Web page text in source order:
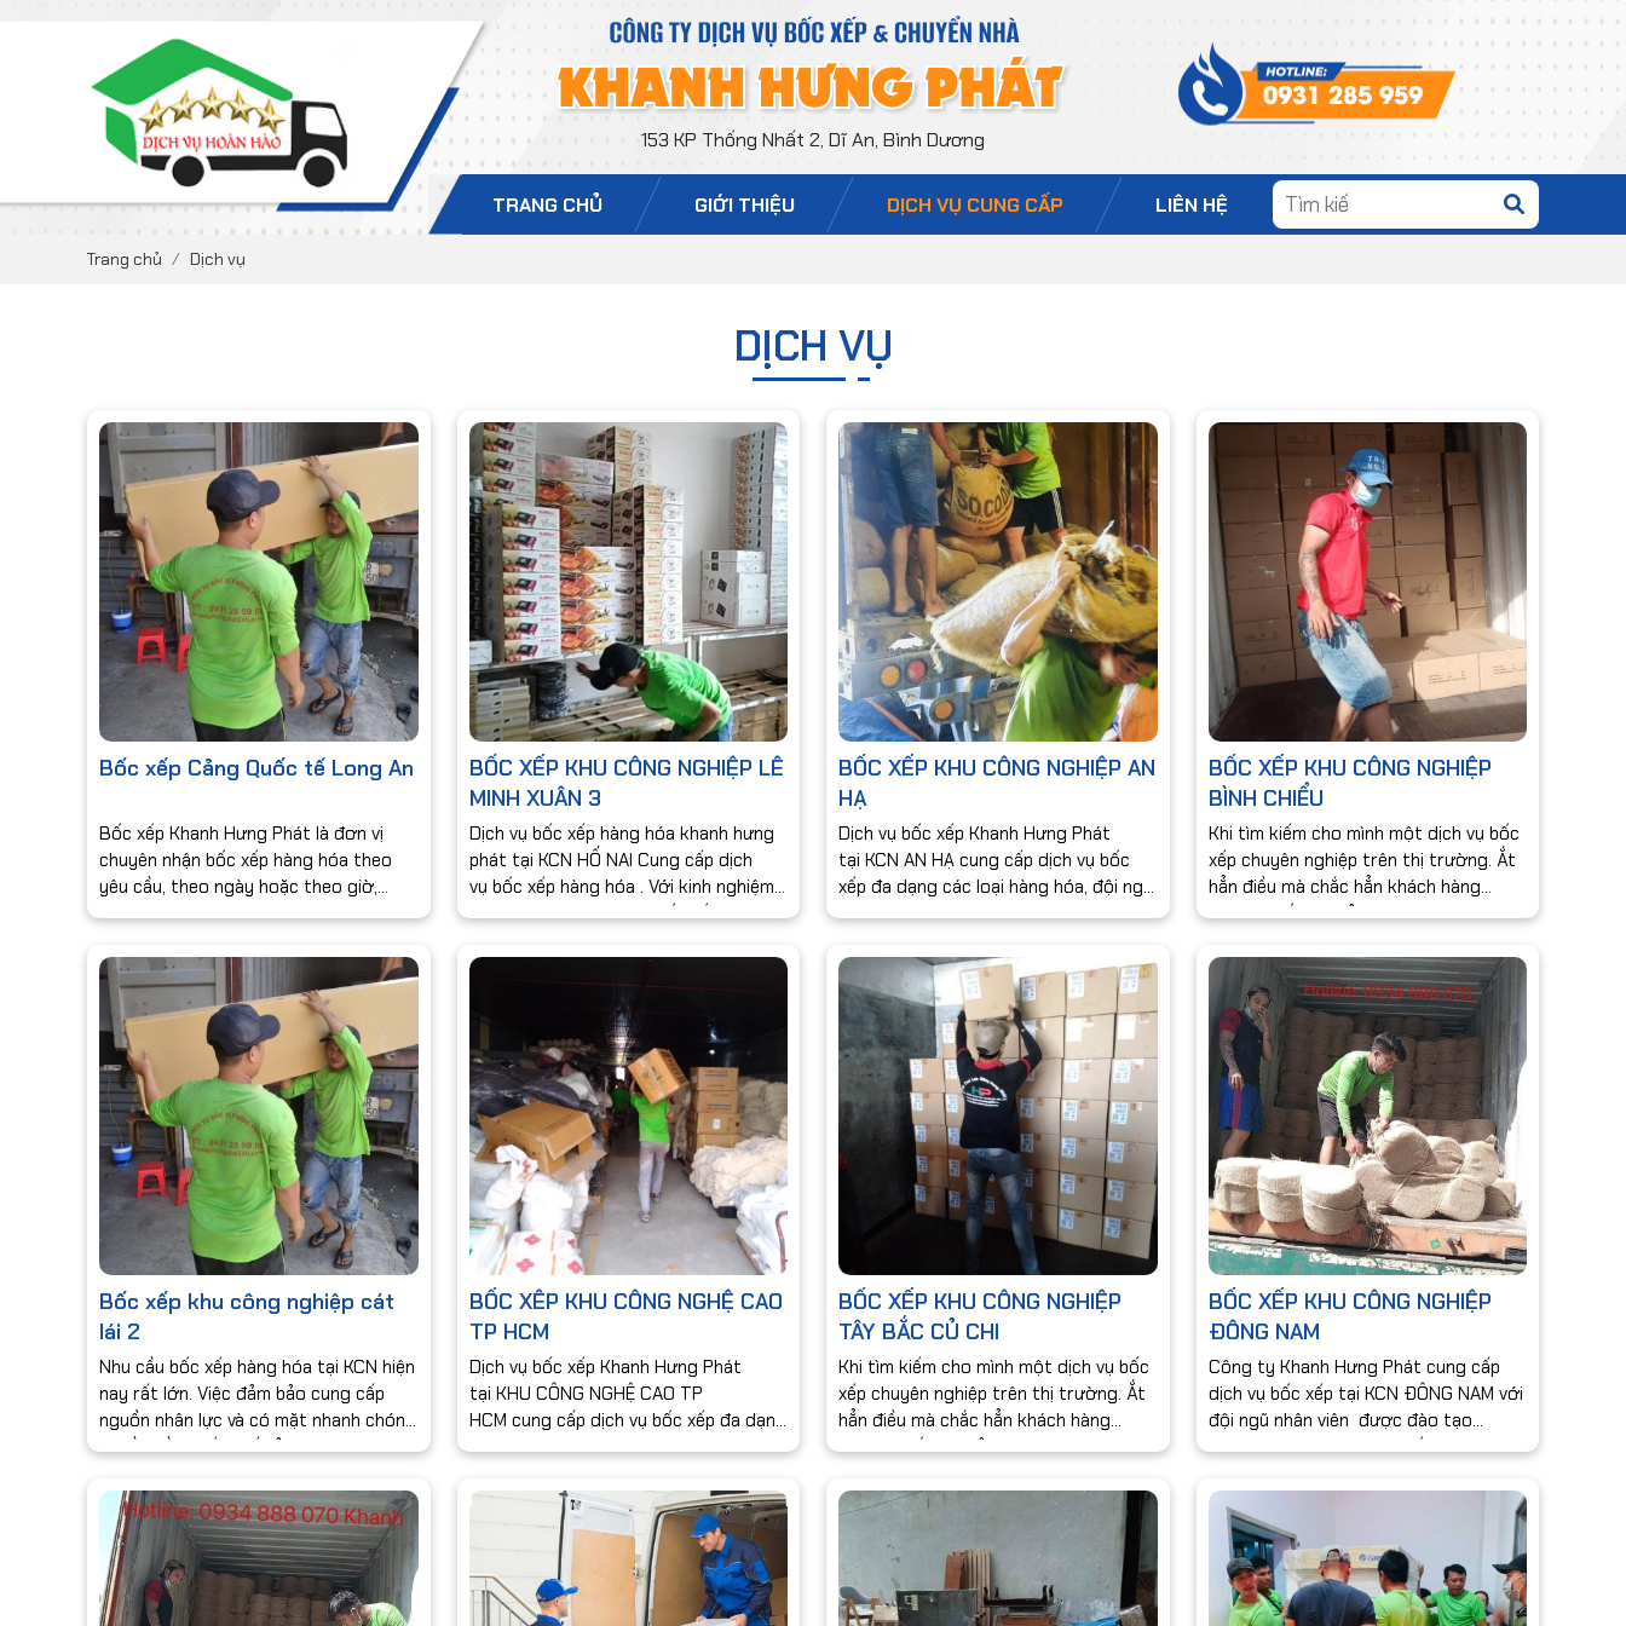
153 KP Thống Nhất 2, Dĩ An, Bình Dương
0931 285 959
TRANG CHỦ GIỚI THIỆU DỊCH VỤ CUNG CẤP LIÊN HỆ
Trang chủ Dịch vụ
DỊCH VỤ
Bốc xếp Cảng Quốc tế Long An
Bốc xếp Khanh Hưng Phát là đơn vị
chuyên nhận bốc xếp hàng hóa theo
yêu cầu, theo ngày hoặc theo giờ,
theo tháng hoặc đơn hàng theo xe,
sản, hàng hóa siêu thị như: gạo, bia các
loại, sữa vinamilk, bánh kẹo, thiết bị vật
dụng gia đình, các loại bàn ghế, tủ đồ
gỗ, bốc xếp hàng hóa lên cao, kho bãi,
nhà xưởng, các vật tư xây dựng – xi
măng, các loại thiết bị công nghệ dễ
vỡ, bốc xếp hành lý, đồ đạc cho khách
du lịch tại sân bay, sân cảng, tháo dỡ,
bốc xếp hàng hóa lên xe tải, lên tàu
hỏa hoặc tàu thủy, đóng thùng xe
container…
BỐC XẾP KHU CÔNG NGHIỆP LÊ
MINH XUÂN 3
Dịch vụ bốc xếp hàng hóa khanh hưng
phát tại KCN HỐ NAI Cung cấp dịch
vụ bốc xếp hàng hóa . Với kinh nghiệm
10 năm trong lĩnh vực Bốc xếp Khanh
chất lượng dịch vụ.
BỐC XẾP KHU CÔNG NGHIỆP AN
HẠ
Dịch vụ bốc xếp Khanh Hưng Phát
tại KCN AN HẠ cung cấp dịch vụ bốc
xếp đa dạng các loại hàng hóa, đội ngũ
nhân viên dày dặn kinh nghiệm, cho
nghiệm lĩnh vực bốc xếp hàng hoá .
BỐC XẾP KHU CÔNG NGHIỆP
BÌNH CHIỂU
Khi tìm kiếm cho mình một dịch vụ bốc
xếp chuyên nghiệp trên thị trường. Ắt
hẳn điều mà chắc hẳn khách hàng
mong muốn khi sử dụng dịch vụ đó
được sau khi sử dụng. Đến với DỊCH
VỤ BỐC XẾP KHANH HƯNG PHÁTcủa
khu công nghiệp BÌNH CHIỂU là một
lựa chọn vô cùng đúng đắn.
Bốc xếp khu công nghiệp cát
lái 2
Nhu cầu bốc xếp hàng hóa tại KCN hiện
nay rất lớn. Việc đảm bảo cung cấp
nguồn nhân lực và có mặt nhanh chóng
là đều cần thiết nhất ở các khách
hàng đầu trong lĩnh vực dịch vụ bốc
xếp, khu vực bốc xếp trọn gói tại KCN ,
dịch vụ di chuyển văn phòng, kho di
động, máy móc di dời, dịch vụ bốc dỡ
hàng hóa, vận chuyển hàng hóa nặng,
BỐC XÊP KHU CÔNG NGHỆ CAO
TP HCM
Dịch vụ bốc xếp Khanh Hưng Phát
tại KHU CÔNG NGHỆ CAO TP
HCM cung cấp dịch vụ bốc xếp đa dạng
các loại hàng hóa, đội ngũ nhân viên
xếp.Với nhiều năm kinh nghiệm lĩnh vực
bốc xếp hàng hoá .
BỐC XẾP KHU CÔNG NGHIỆP
TÂY BẮC CỦ CHI
Khi tìm kiếm cho mình một dịch vụ bốc
xếp chuyên nghiệp trên thị trường. Ắt
hẳn điều mà chắc hẳn khách hàng
mong muốn khi sử dụng dịch vụ đó
được sau khi sử dụng. Đến với DỊCH
VỤ BỐC XẾP KHANH HƯNG PHÁTcủa
khu công nghiệp TÂY BẮC CỦ CHI là
một lựa chọn vô cùng đúng đắn.
BỐC XẾP KHU CÔNG NGHIỆP
ĐÔNG NAM
Công ty Khanh Hưng Phát cung cấp
dịch vụ bốc xếp tại KCN ĐÔNG NAM với
đội ngũ nhân viên được đào tạo
chuyên nghiệp sẽ mang đến cho quý
hài lòng về giá dịch vụ. Hãy đến với
chúng tôi để có một dịch vụ bốc xếp
hàng hóa tốt nhất.